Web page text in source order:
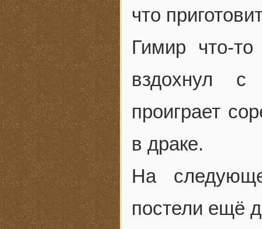
что
Гимир что-
вздохнул
проиграет
в драке.
На
постели ещё